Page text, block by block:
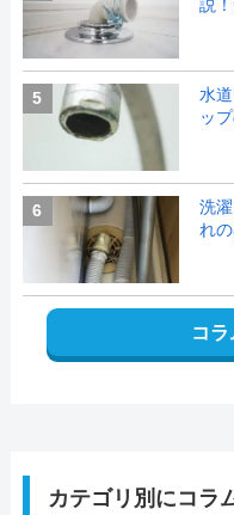
説
5
水
ッ
6
洗
れ
コ
カテゴリ別にコラ